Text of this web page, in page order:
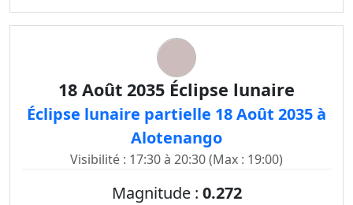
18 Août 2035 Éclipse lunaire
Éclipse lunaire partielle 18 Août 2035 à
Alotenango
Visibilité : 17:30 à 20:30 (Max : 19:00)
Magnitude : 0.272